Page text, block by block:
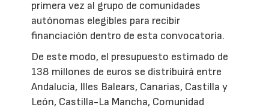
primera vez al grupo de comunidades
autónomas elegibles para recibir
financiación dentro de esta convocatoria.
De este modo, el presupuesto estimado de
138 millones de euros se distribuirá entre
Andalucía, Illes Balears, Canarias, Castilla y
León, Castilla-La Mancha, Comunidad